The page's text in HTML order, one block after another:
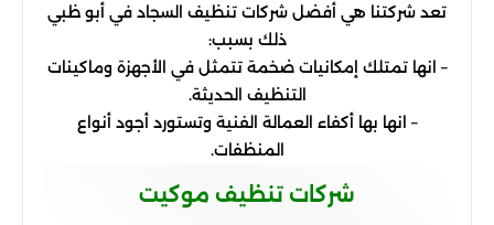
تعد شركتنا هي أفضل شركات تنظيف السجاد في أبو ظبي
ذلك بسبب:
– انها تمتلك إمكانيات ضخمة تتمثل في الأجهزة وماكينات
التنظيف الحديثة.
– انها بها أكفاء العمالة الفنية وتستورد أجود أنواع
المنظفات.
شركات تنظيف موكيت